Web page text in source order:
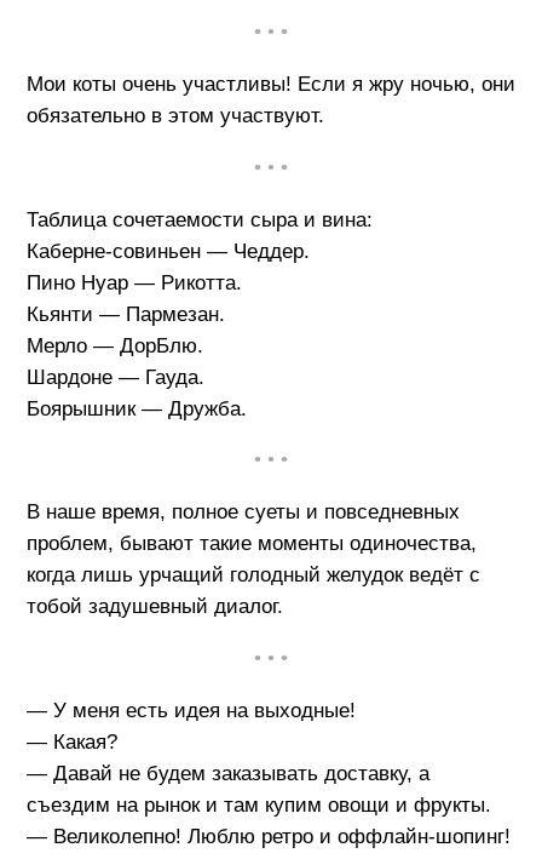
• • •
Мои коты очень участливы! Если я жру ночью, они
обязательно в этом участвуют.
• • •
Таблица сочетаемости сыра и вина:
Каберне-совиньен — Чеддер.
Пино Нуар — Рикотта.
Кьянти — Пармезан.
Мерло — ДорБлю.
Шардоне — Гауда.
Боярышник — Дружба.
• • •
В наше время, полное суеты и повседневных
проблем, бывают такие моменты одиночества,
когда лишь урчащий голодный желудок ведёт с
тобой задушевный диалог.
• • •
— У меня есть идея на выходные!
— Какая?
— Давай не будем заказывать доставку, а
съездим на рынок и там купим овощи и фрукты.
— Великолепно! Люблю ретро и оффлайн-шопинг!